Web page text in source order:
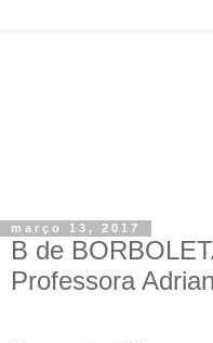
março 13, 2017
B de
Professora